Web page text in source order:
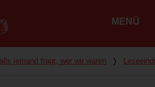
MENÜ
jemand fragt, wer wir waren ❭